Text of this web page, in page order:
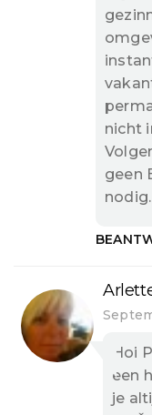
nicht
geen
Hoi
een
je